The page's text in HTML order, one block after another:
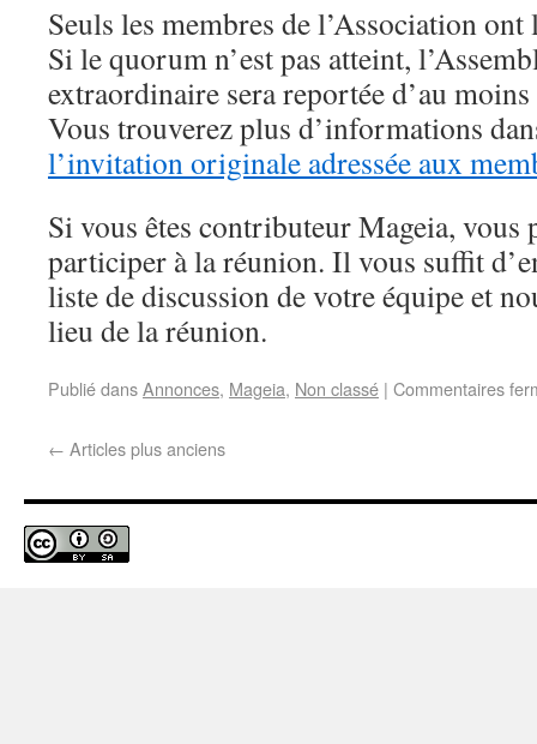
Seuls les membres de l’Association
Si le quorum n’est pas atteint,
extraordinaire sera reportée d’au
Vous trouverez plus d’informations
l’invitation originale adressée aux
Si vous êtes contributeur Mageia, vous
participer à la réunion. Il vous suffit
liste de discussion de votre équipe et
lieu de la réunion.
Publié dansAnnonces, Mageia, Non classé | Commentaires
← Articles plus anciens